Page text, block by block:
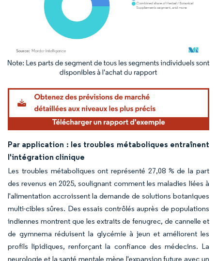
Image © Mordor Intelligence. La réutilisation nécessite une attribution sous CC BY
Par application : les troubles métaboliques entraînent
l'intégration clinique
Les troubles métaboliques ont représenté 27,08 % de la part
des revenus en 2025, soulignant comment les maladies liées à
l'alimentation accroissent la demande de solutions botaniques
multi-cibles sûres. Des essais contrôlés auprès de populations
indiennes montrent que les extraits de fenugrec, de cannelle et
de gymnema réduisent la glycémie à jeun et améliorent les
profils lipidiques, renforçant la confiance des médecins. La
neurologie et la santé mentale mène l'expansion future avec un